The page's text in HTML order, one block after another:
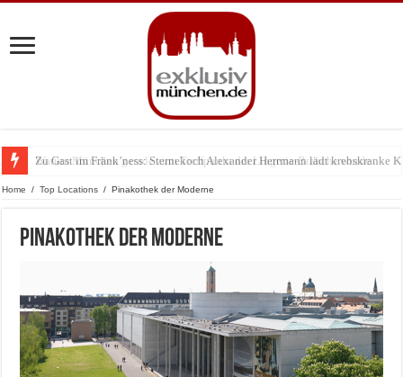
Zu Gast im Fränk’ness: Sternekoch Alexander Herrmann lädt krebskranke
Warum München gerade zum Treffpunkt der Lingerie-Branche wurde
Home / Top Locations / Pinakothek der Moderne
Pinakothek der Moderne